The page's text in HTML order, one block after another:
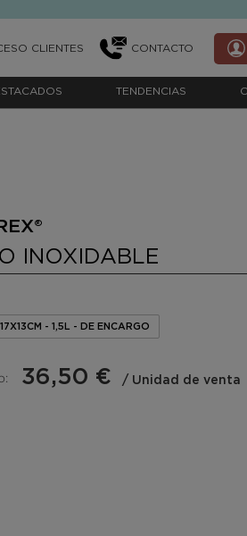
CLIENTES CONTACTO
TENDENCIAS
INOXIDABLE
- 1,5L - DE ENCARGO
36,50 € / Unidad de venta